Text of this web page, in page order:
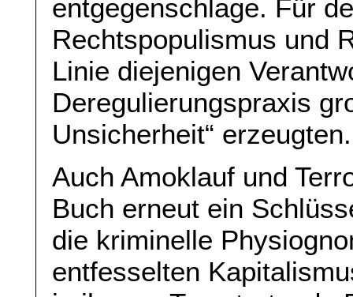
entgegenschlage. Für
Rechtspopulismus und
Linie diejenigen
Deregulierungspraxis
Unsicherheit“ erzeugten.
Auch Amoklauf und
Buch erneut ein
die kriminelle
entfesselten